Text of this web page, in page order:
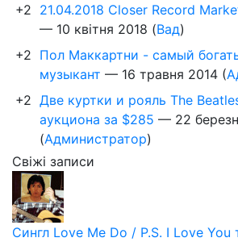
+2 21.04.2018 Closer Record
— 10 квітня 2018 (Вад)
+2 Пол Маккартни - самый
музыкант — 16 травня 2014 (
+2 Две куртки и рояль The
аукциона за $285 — 22
(Администратор)
Свіжі записи
Сингл Love Me Do / P.S. I Love You